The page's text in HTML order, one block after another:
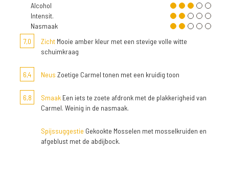
Alcohol
Intensit.
Nasmaak
7,0
Zicht Mooie amber kleur met een stevige volle witte
schuimkraag
6,4 Neus Zoetige Carmel tonen met een kruidig toon
6,8 Smaak Een iets te zoete afdronk met de plakkerigheid van
Carmel. Weinig in de nasmaak.
Spijssuggestie Gekookte Mosselen met mosselkruiden en
afgeblust met de abdijbock.